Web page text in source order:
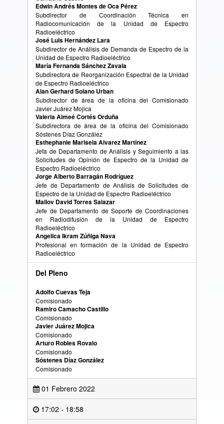
Edwin Andrés Montes de Oca Pérez
Subdirector de Coordinación Técnica en
Radiocomunicación de la Unidad de Espectro
Radioeléctrico
José Luis Hernández Lara
Subdirector de Análisis de Demanda de Espectro de la
Unidad de Espectro Radioeléctrico
María Fernanda Sánchez Zavala
Subdirectora de Reorganización Espectral de la Unidad
de Espectro Radioeléctrico
Alan Gerhard Solano Urban
Subdirector de área de la oficina del Comisionado
Javier Juárez Mojica
Valeria Aimeé Cortés Orduña
Subdirectora de área de la oficina del Comisionado
Sóstenes Díaz González
Esthephanie Marisela Alvarez Martínez
Jefa de Departamento de Análisis y Seguimiento a las
Solicitudes de Opinión de Espectro de la Unidad de
Espectro Radioeléctrico
Jorge Alberto Barragán Rodríguez
Jefe de Departamento de Análisis de Solicitudes de
Espectro de la Unidad de Espectro Radioeléctrico
Mailov David Torres Salazar
Jefe de Departamento de Soporte de Coordinaciones
en Radiodifusión de la Unidad de Espectro
Radioeléctrico
Angelica Ikram Zúñiga Nava
Profesional en formación de la Unidad de Espectro
Radioeléctrico
Del Pleno
Adolfo Cuevas Teja
Comisionado
Ramiro Camacho Castillo
Comisionado
Javier Juárez Mojica
Comisionado
Arturo Robles Rovalo
Comisionado
Sóstenes Díaz González
Comisionado
01 Febrero 2022
17:02 - 18:58